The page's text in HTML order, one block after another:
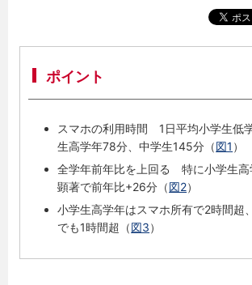
ポイント
スマホの利用時間 1日平均小学生低
生高学年78分、中学生145分（図1 ）
全学年前年比を上回る 特に小学生高
顕著で前年比+26分（図2）
小学生高学年はスマホ所有で2時間超
でも1時間超（図3）